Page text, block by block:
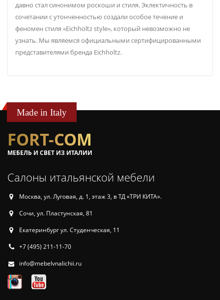
давно стал синонимом роскоши и стиля. Эклектичность в
сочетании с утонченностью создали особое течение и
феномен стиля «Eichholtz style», который невозможно не
узнать. Мы являемся официальными сертифицированными
представителями бренда Eichholtz.
Made in Italy
FORT-COM
МЕБЕЛЬ И СВЕТ ИЗ ИТАЛИИ
Салоны итальянской мебели
Москва, ул. Луговая, д. 1, этаж 3, в ТД «ТРИ КИТА».
Сочи, ул. Пластунская, 81
Екатеринбург ул. Студенческая, 11
+7 (495) 211-11-70
info@mebelvnalichii.ru